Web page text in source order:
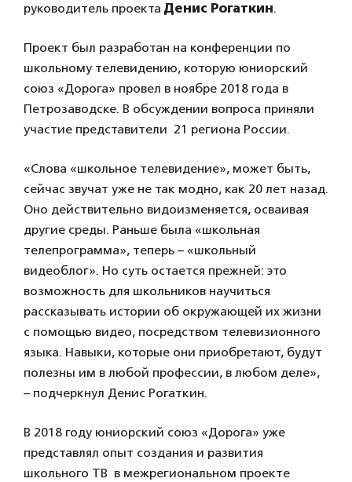
руководитель проекта Денис Рогаткин.
Проект был разработан на конференции по
школьному телевидению, которую юниорский
союз «Дорога» провел в ноябре 2018 года в
Петрозаводске. В обсуждении вопроса приняли
участие представители 21 региона России.
«Слова «школьное телевидение», может быть,
сейчас звучат уже не так модно, как 20 лет назад.
Оно действительно видоизменяется, осваивая
другие среды. Раньше была «школьная
телепрограмма», теперь – «школьный
видеоблог». Но суть остается прежней: это
возможность для школьников научиться
рассказывать истории об окружающей их жизни
с помощью видео, посредством телевизионного
языка. Навыки, которые они приобретают, будут
полезны им в любой профессии, в любом деле»,
– подчеркнул Денис Рогаткин.
В 2018 году юниорский союз «Дорога» уже
представлял опыт создания и развития
школьного ТВ в межрегиональном проекте